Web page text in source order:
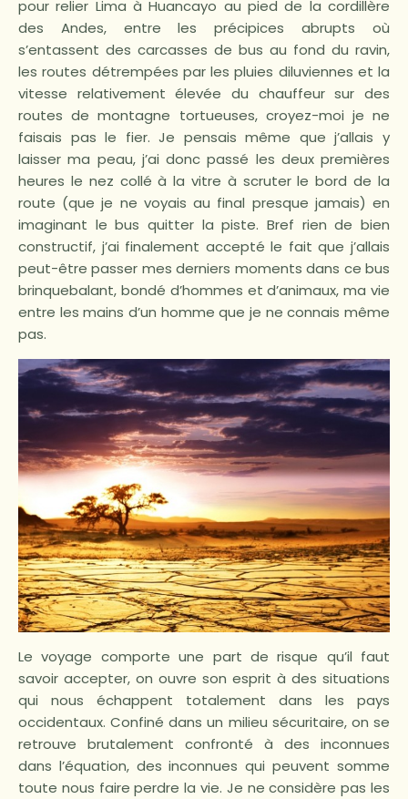
pour relier Lima à Huancayo au pied de la cordillère
des Andes, entre les précipices abrupts où
s’entassent des carcasses de bus au fond du ravin,
les routes détrempées par les pluies diluviennes et la
vitesse relativement élevée du chauffeur sur des
routes de montagne tortueuses, croyez-moi je ne
faisais pas le fier. Je pensais même que j’allais y
laisser ma peau, j’ai donc passé les deux premières
heures le nez collé à la vitre à scruter le bord de la
route (que je ne voyais au final presque jamais) en
imaginant le bus quitter la piste. Bref rien de bien
constructif, j’ai finalement accepté le fait que j’allais
peut-être passer mes derniers moments dans ce bus
brinquebalant, bondé d’hommes et d’animaux, ma vie
entre les mains d’un homme que je ne connais même
pas.
Le voyage comporte une part de risque qu’il faut
savoir accepter, on ouvre son esprit à des situations
qui nous échappent totalement dans les pays
occidentaux. Confiné dans un milieu sécuritaire, on se
retrouve brutalement confronté à des inconnues
dans l’équation, des inconnues qui peuvent somme
toute nous faire perdre la vie. Je ne considère pas les